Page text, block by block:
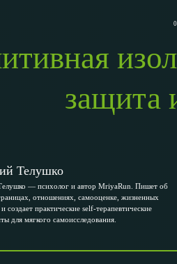
защита
Телушко
— психолог и автор MriyaRun. Пишет об
отношениях, самооценке, жизненных
создает практические self-терапевтические
для мягкого самоисследования.